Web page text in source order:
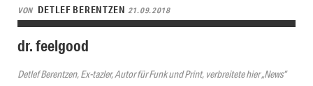
VON DETLEF BERENTZEN 21.09.2018
dr. feelgood
Detlef Berentzen, Ex-tazler, Autor für Funk und Print, verbreitete hier „News“